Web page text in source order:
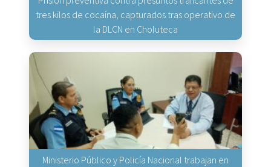
tres kilos de cocaína, capturados tras operativo de
la DLCN en Choluteca
Ministerio Público y Policía Nacional trabajan en